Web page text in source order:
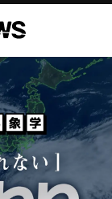
自治体との
性化へ
レオ、ジャ
リポート（高